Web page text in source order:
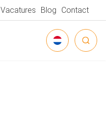
Vacatures Blog Contact